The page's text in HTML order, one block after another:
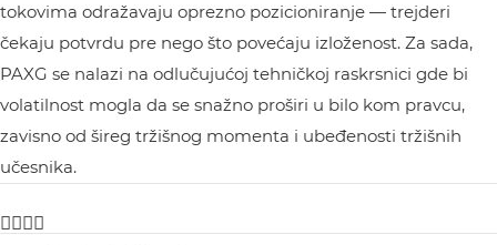
tokovima odražavaju oprezno pozicioniranje — trejderi
čekaju potvrdu pre nego što povećaju izloženost. Za sada,
PAXG se nalazi na odlučujućoj tehničkoj raskrsnici gde bi
volatilnost mogla da se snažno proširi u bilo kom pravcu,
zavisno od šireg tržišnog momenta i ubeđenosti tržišnih
učesnika.